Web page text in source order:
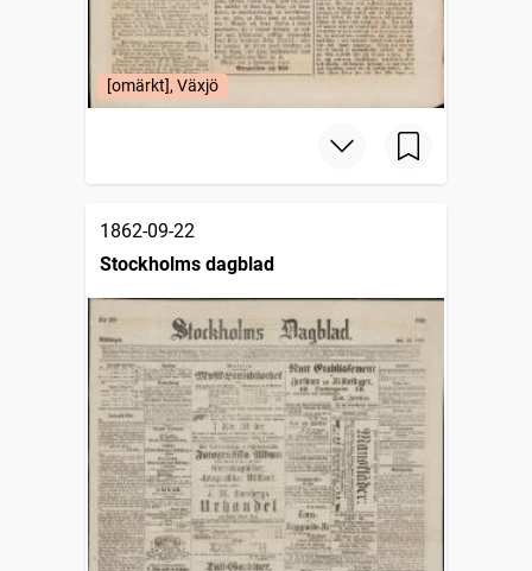
[omärkt], Växjö
1862-09-22
Stockholms dagblad